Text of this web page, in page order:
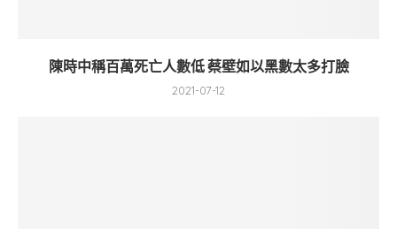
陳時中稱百萬死亡人數低 蔡壁如以黑數太多打臉
2021-07-12